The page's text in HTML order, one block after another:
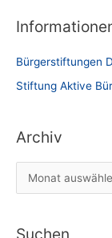
Bürgerstiftungen
Stiftung Aktive
Archiv
r
Suchen